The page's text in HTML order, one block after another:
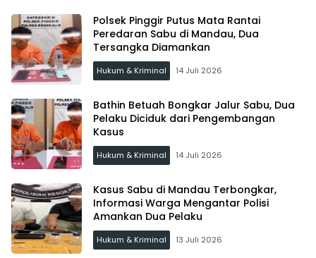
Polsek Pinggir Putus Mata Rantai
Peredaran Sabu di Mandau, Dua
Tersangka Diamankan
Hukum & Kriminal 14 Juli 2026
Bathin Betuah Bongkar Jalur Sabu, Dua
Pelaku Diciduk dari Pengembangan
Kasus
Hukum & Kriminal 14 Juli 2026
Kasus Sabu di Mandau Terbongkar,
Informasi Warga Mengantar Polisi
Amankan Dua Pelaku
Hukum & Kriminal 13 Juli 2026